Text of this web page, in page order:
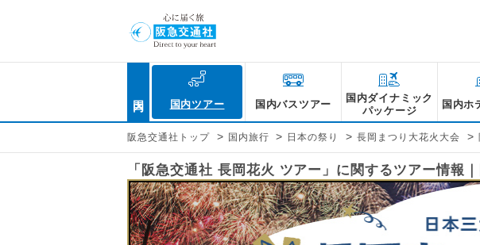
国内ツアー 国内バスツアー
国内ダイナミック
パッケージ
国内ホ
阪急交通社トップ > 国内旅行 > 日本の祭り > 長岡まつり大花火大会 >
「阪急交通社 長岡花火 ツアー」に関するツアー情報